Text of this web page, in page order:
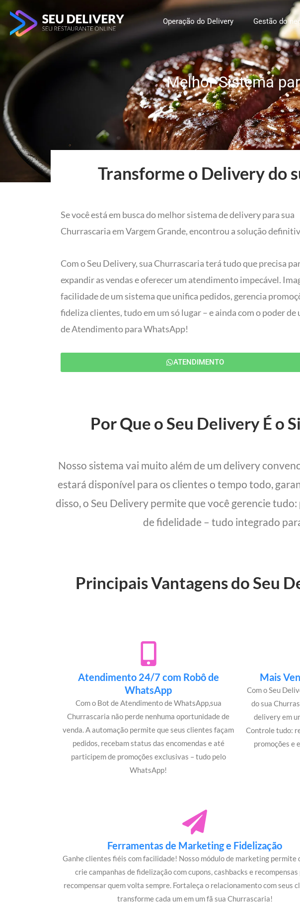
para
Operação do Delivery Gestão do
Melhor Sistema
Transforme o Delivery do
Se você está em busca do melhor sistema de delivery para sua
Churrascaria em Vargem Grande, encontrou a solução
Com o Seu Delivery, sua Churrascaria terá tudo que precisa
expandir as vendas e oferecer um atendimento impecável.
facilidade de um sistema que unifica pedidos, gerencia
fideliza clientes, tudo em um só lugar – e ainda com o poder de
de Atendimento para WhatsApp!
ATENDIMENTO
Por Que o Seu Delivery É o
Nosso sistema vai muito além de um delivery
estará disponível para os clientes o tempo todo,
disso, o Seu Delivery permite que você gerencie
de fidelidade – tudo integrado
Principais Vantagens do Seu
Atendimento 24/7 com Robô de
WhatsApp
Com o Bot de Atendimento de WhatsApp,sua
Churrascaria não perde nenhuma oportunidade de
venda. A automação permite que seus clientes façam
pedidos, recebam status das encomendas e até
participem de promoções exclusivas – tudo pelo
WhatsApp!
Mais
Com o Seu
do sua
delivery em
Controle tudo:
promoções e
Ferramentas de Marketing e Fidelização
Ganhe clientes fiéis com facilidade! Nosso módulo de marketing permite
crie campanhas de fidelização com cupons, cashbacks e recompensas
recompensar quem volta sempre. Fortaleça o relacionamento com seus
transforme cada um em um fã sua Churrascaria!